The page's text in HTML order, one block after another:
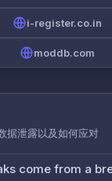
i-register.co.in
moddb.com
据泄露以及如何应对
come from a